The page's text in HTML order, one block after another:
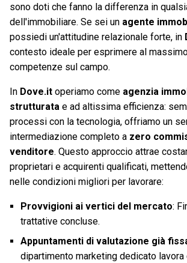
sono doti che fanno la differenza in
dell'immobiliare. Se sei un agente
possiedi un'attitudine relazionale forte, in
contesto ideale per esprimere al
competenze sul campo.
In Dove.it operiamo come agenzia
strutturata e ad altissima efficienza:
processi con la tecnologia, offriamo un
intermediazione completo a zero
venditore. Questo approccio attrae
proprietari e acquirenti qualificati,
nelle condizioni migliori per lavorare:
Provvigioni ai vertici del mercato:
trattative concluse.
Appuntamenti di valutazione già
dipartimento marketing dedicato lavora